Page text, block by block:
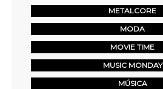
METALCORE
MODA
MOVIE TIME
MUSIC MONDAY
MÚSICA